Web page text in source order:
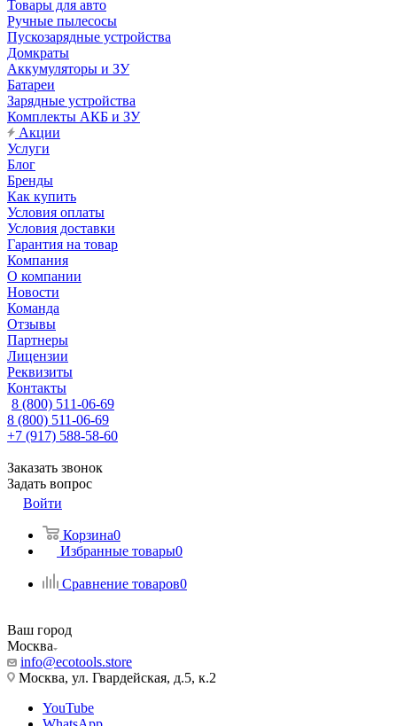
Товары для авто
Ручные пылесосы
Пускозарядные устройства
Домкраты
Аккумуляторы и ЗУ
Батареи
Зарядные устройства
Комплекты АКБ и ЗУ
Акции
Услуги
Блог
Бренды
Как купить
Условия оплаты
Условия доставки
Гарантия на товар
Компания
О компании
Новости
Команда
Отзывы
Партнеры
Лицензии
Реквизиты
Контакты
8 (800) 511-06-69
8 (800) 511-06-69
+7 (917) 588-58-60
Заказать звонок
Задать вопрос
Войти
Корзина0
Избранные товары0
Сравнение товаров0
Ваш город
Москва
info@ecotools.store
Москва, ул. Гвардейская, д.5, к.2
YouTube